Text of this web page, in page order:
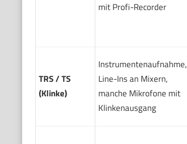
mit Profi-Recorder
TRS / TS
(Klinke)
Instrumentenaufnahme,
Line-Ins an Mixern,
manche Mikrofone mit
Klinkenausgang